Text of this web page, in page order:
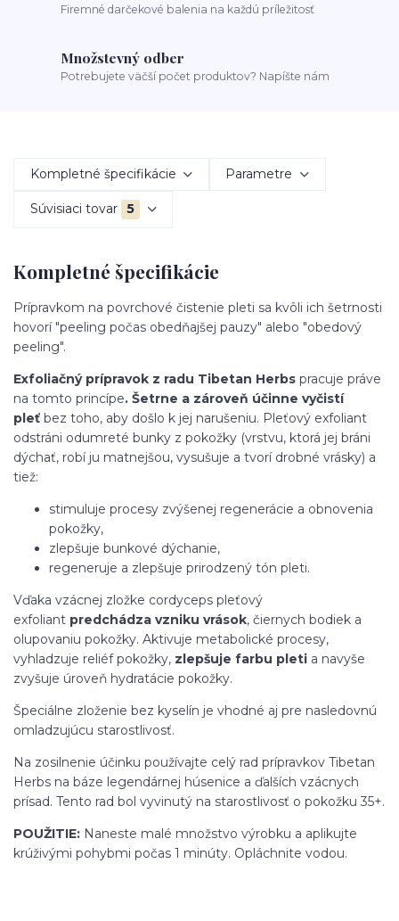
Firemné darčekové balenia na každú príležitosť
Množstevný odber
Potrebujete väčší počet produktov? Napíšte nám
Kompletné špecifikácie Parametre
Súvisiaci tovar 5
Kompletné špecifikácie
Prípravkom na povrchové čistenie pleti sa kvôli ich šetrnosti
hovorí "peeling počas obedňajšej pauzy" alebo "obedový
peeling".
Exfoliačný prípravok z radu Tibetan Herbs pracuje práve
na tomto princípe. Šetrne a zároveň účinne vyčistí
pleť bez toho, aby došlo k jej narušeniu. Pleťový exfoliant
odstráni odumreté bunky z pokožky (vrstvu, ktorá jej bráni
dýchať, robí ju matnejšou, vysušuje a tvorí drobné vrásky) a
tiež:
stimuluje procesy zvýšenej regenerácie a obnovenia
pokožky,
zlepšuje bunkové dýchanie,
regeneruje a zlepšuje prirodzený tón pleti.
Vďaka vzácnej zložke cordyceps pleťový
exfoliant predchádza vzniku vrások, čiernych bodiek a
olupovaniu pokožky. Aktivuje metabolické procesy,
vyhladzuje reliéf pokožky, zlepšuje farbu pleti a navyše
zvyšuje úroveň hydratácie pokožky.
Špeciálne zloženie bez kyselín je vhodné aj pre nasledovnú
omladzujúcu starostlivosť.
Na zosilnenie účinku používajte celý rad prípravkov Tibetan
Herbs na báze legendárnej húsenice a ďalších vzácnych
prísad. Tento rad bol vyvinutý na starostlivosť o pokožku 35+.
POUŽITIE: Naneste malé množstvo výrobku a aplikujte
krúživými pohybmi počas 1 minúty. Opláchnite vodou.